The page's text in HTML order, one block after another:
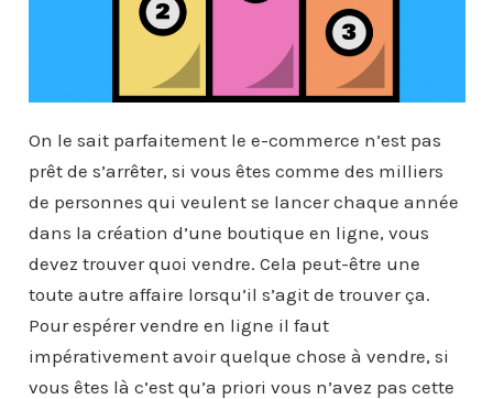
On le sait parfaitement le e-commerce n’est pas
prêt de s’arrêter, si vous êtes comme des milliers
de personnes qui veulent se lancer chaque année
dans la création d’une boutique en ligne, vous
devez trouver quoi vendre. Cela peut-être une
toute autre affaire lorsqu’il s’agit de trouver ça.
Pour espérer vendre en ligne il faut
impérativement avoir quelque chose à vendre, si
vous êtes là c’est qu’a priori vous n’avez pas cette